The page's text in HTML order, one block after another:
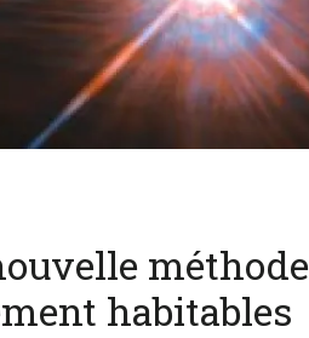
méthode
habitables